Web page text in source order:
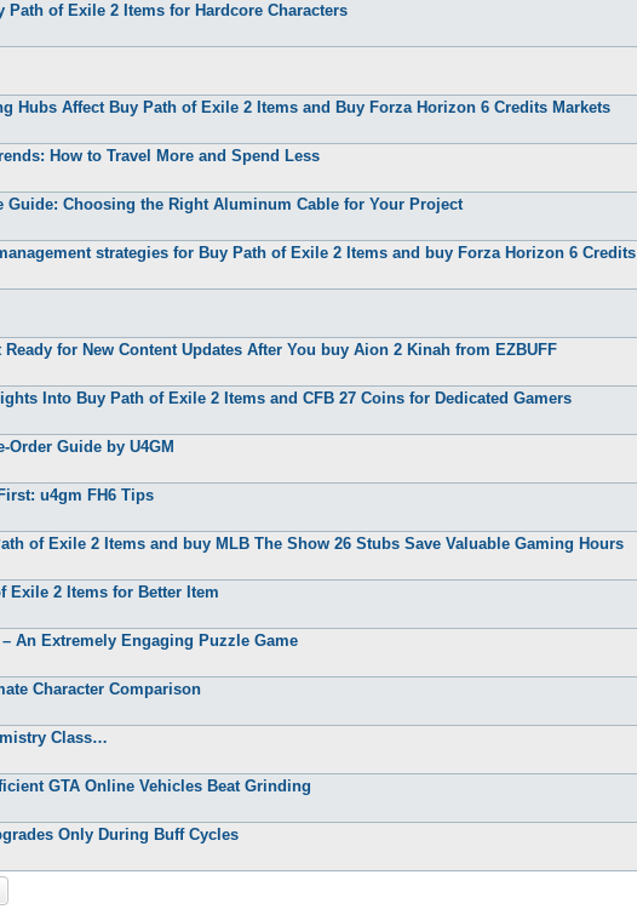
Path of Exile 2 Items for Hardcore Characters
Hubs Affect Buy Path of Exile 2 Items and Buy Forza Horizon 6 Credits Markets
How to Travel More and Spend Less
Guide: Choosing the Right Aluminum Cable for Your Project
strategies for Buy Path of Exile 2 Items and buy Forza Horizon 6 Credits
Ready for New Content Updates After You buy Aion 2 Kinah from EZBUFF
Into Buy Path of Exile 2 Items and CFB 27 Coins for Dedicated Gamers
Order Guide by U4GM
u4gm FH6 Tips
of Exile 2 Items and buy MLB The Show 26 Stubs Save Valuable Gaming Hours
Exile 2 Items for Better Item
An Extremely Engaging Puzzle Game
Character Comparison
Class…
GTA Online Vehicles Beat Grinding
Only During Buff Cycles